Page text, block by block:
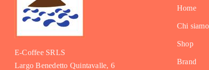
E-Coffee SRLS
Largo Benedetto Quintavalle, 6
Home
Chi siamo
Shop
Brand